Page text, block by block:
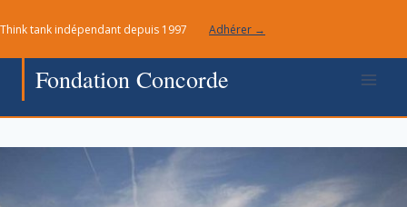
au
contenu
Think tank indépendant depuis 1997 Adhérer →
Fondation Concorde